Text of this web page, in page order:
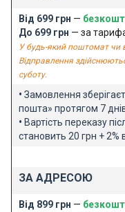
Від 699 грн —
До 699 грн — за
У будь-який поштомат чи
Відправлення
суботу.
• Замовлення
пошта» протягом 7
• Вартість переказу
становить 20 грн + 2%
ЗА АДРЕСОЮ
Від 899 грн —